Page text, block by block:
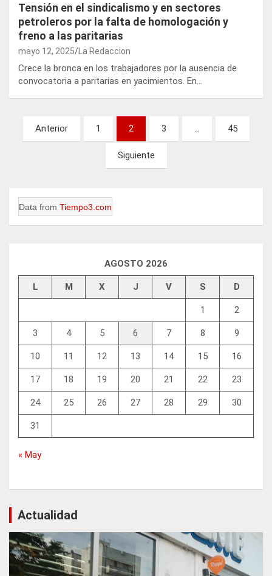
Tensión en el sindicalismo y en sectores
petroleros por la falta de homologación y
freno a las paritarias
mayo 12, 2025 La Redaccion
Crece la bronca en los trabajadores por la ausencia de
convocatoria a paritarias en yacimientos. En…
Paginación
de
Anterior 1 2 3 … 45
Siguiente
Data from Tiempo3.com
AGOSTO 2026
L M X J V S D
1 2
3 4 5 6 7 8 9
10 11 12 13 14 15 16
17 18 19 20 21 22 23
24 25 26 27 28 29 30
31
« May
Actualidad